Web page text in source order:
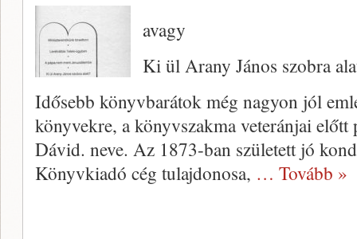
avagy
Ki ül Arany János szobra
Idősebb könyvbarátok még na­gyon jól
könyvekre, a könyvszakma vete­ránjai
Dávid. neve. Az 1873-ban született jó
Könyvkiadó cég tu­lajdonosa, … Tovább »